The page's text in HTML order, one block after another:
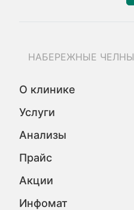
НАБЕРЕЖНЫЕ ЧЕЛНЫ
О клинике
Услуги
Анализы
Прайс
Акции
Инфомат